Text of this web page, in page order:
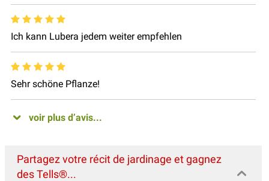
Ich kann Lubera jedem weiter empfehlen
Sehr schöne Pflanze!
voir plus d’avis...
Partagez votre récit de jardinage et gagnez
des Tells®...